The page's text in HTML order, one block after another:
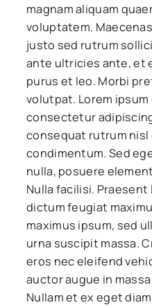
magnam aliquam
voluptatem.
justo sed rutrum
ante ultricies ante, et
purus et leo. Morbi
volutpat. Lorem
consectetur
consequat rutrum nisl
condimentum. Sed
nulla, posuere
Nulla facilisi.
dictum feugiat
maximus ipsum, sed
urna suscipit massa.
eros nec eleifend
auctor augue in
Nullam et ex eget